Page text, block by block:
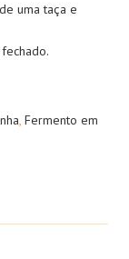
uma taça e
, Fermento em